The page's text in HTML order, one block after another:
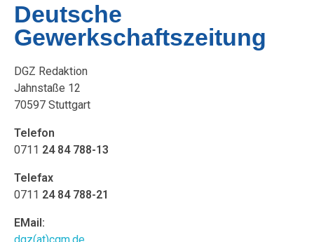
Deutsche
Gewerkschaftszeitung
DGZ Redaktion
Jahnstaße 12
70597 Stuttgart
Telefon
0711 24 84 788-13
Telefax
0711 24 84 788-21
EMail: